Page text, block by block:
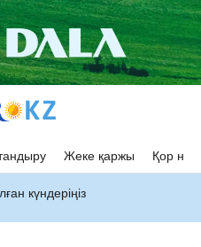
Жеке қаржы Қор
күндеріңіз